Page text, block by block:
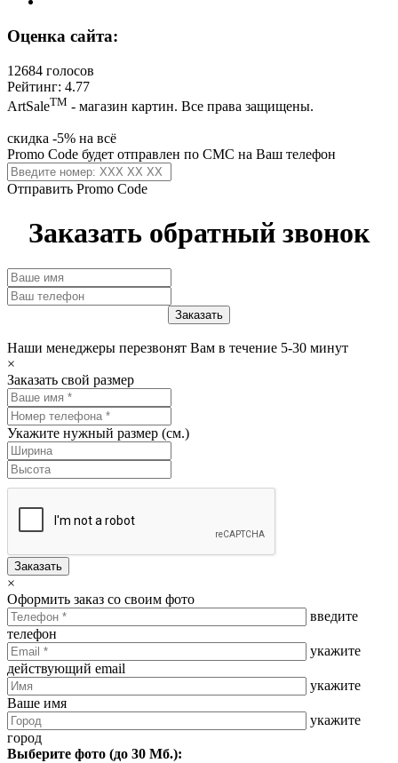
Оценка сайта:
12684 голосов
Рейтинг: 4.77
ArtSaleТМ - магазин картин. Все права защищены.
скидка -5% на всё
Promo Code будет отправлен по СМС на Ваш телефон
Отправить Promo Code
Заказать обратный звонок
Наши менеджеры перезвонят Вам в течение 5-30 минут
×
Заказать свой размер
Укажите нужный размер (см.)
Заказать
×
Оформить заказ со своим фото
введите
телефон
укажите
действующий email
укажите
Ваше имя
укажите
город
Выберите фото (до 30 Мб.):